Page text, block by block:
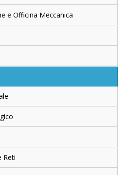
e Officina Meccanica
Reti